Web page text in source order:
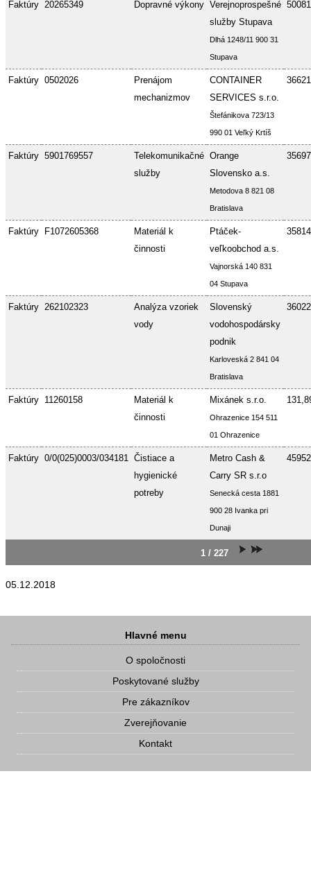
Faktúry 20265349 Dopravné výkony Verejnoprospešné
služby Stupava
Dlhá 1248/11 900 31
Stupava
Faktúry 0502026
Prenájom
mechanizmov
CONTAINER
SERVICES s.r.o.
Štefánikova 723/13
990 01 Veľký Krtíš
Faktúry 5901769557
Telekomunikačné
služby
Orange
Slovensko a.s.
Metodova 8 821 08
Bratislava
Faktúry F1072605368
Materiál k
činnosti
Ptáček-
veľkoobchod a.s.
Vajnorská 140 831
04 Stupava
Faktúry 262102323
Analýza vzoriek
vody
Slovenský
vodohospodársky
podnik
Karloveská 2 841 04
Bratislava
Faktúry 11260158
Materiál k
činnosti
Mixánek s.r.o.
Ohrazenice 154 511
01 Ohrazenice
Faktúry 0/0(025)0003/034181 Čistiace a
hygienické
potreby
Metro Cash &
Carry SR s.r.o
Senecká cesta 1881
900 28 Ivanka pri
Dunaji
1 / 227
05.12.2018
Hlavné menu
O spoločnosti
Poskytované služby
Pre zákazníkov
Zverejňovanie
Kontakt